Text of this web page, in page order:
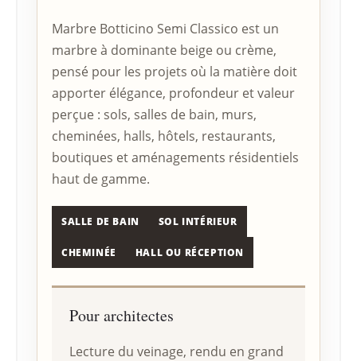
Marbre Botticino Semi Classico est un
marbre à dominante beige ou crème,
pensé pour les projets où la matière doit
apporter élégance, profondeur et valeur
perçue : sols, salles de bain, murs,
cheminées, halls, hôtels, restaurants,
boutiques et aménagements résidentiels
haut de gamme.
SALLE DE BAIN SOL INTÉRIEUR
CHEMINÉE HALL OU RÉCEPTION
Pour architectes
Lecture du veinage, rendu en grand